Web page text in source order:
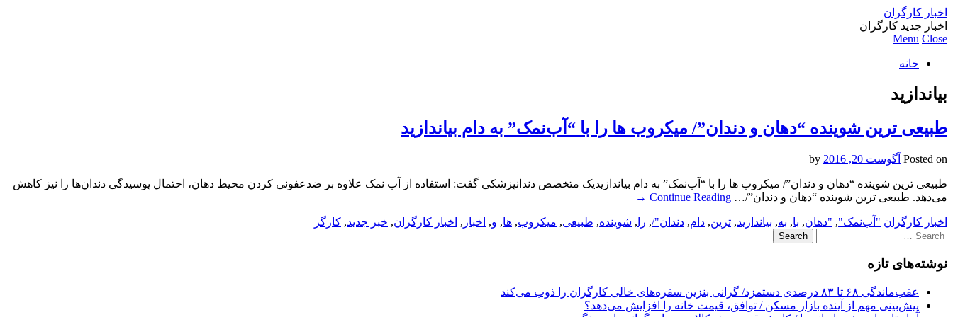
اخبار کارگران
اخبار جدید کارگران
Menu Close
خانه
بیاندازید
طبیعی ترین شوینده “دهان و دندان”/ میکروب ها را با “آب‌نمک” به دام بیاندازید
Posted on آگوست 20, 2016
طبیعی ترین شوینده “دهان و دندان”/ میکروب ها را با “آب‌نمک” به دام بیاندازیدیک متخصص دندانپزشکی گفت: استفاده از آب نمک علاوه بر ضدعفونی کردن محیط دهان، احتمال پوسیدگی دندان‌ها را نیز کاهش
می‌دهد. طبیعی ترین شوینده “دهان و دندان”/… Continue Reading
→
اخبار کارگران "آب‌نمک", "دهان, با, به, بیاندازید, ترین, دام, دندان"/, را , شوینده, طبیعی, میکروب, ها, و, اخبار , اخبار کارگران, خبر جدید, کارگر
Search
for:
نوشته‌های تازه
عقب‌ماندگی ۶۸ تا ۸۳ درصدی دستمزد/ گرانی بنزین سفره‌های خالی کارگران را ذوب می‌کند
پیش‌بینی مهم از آینده بازار مسکن / توافق، قیمت خانه را افزایش می‌دهد؟